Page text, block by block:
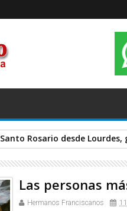
Santo Rosario desde Lourdes,
Las personas
Hermanos Franciscanos